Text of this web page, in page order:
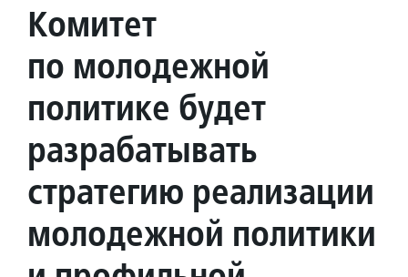
Комитет
по молодежной
политике будет
разрабатывать
стратегию реализации
молодежной политики